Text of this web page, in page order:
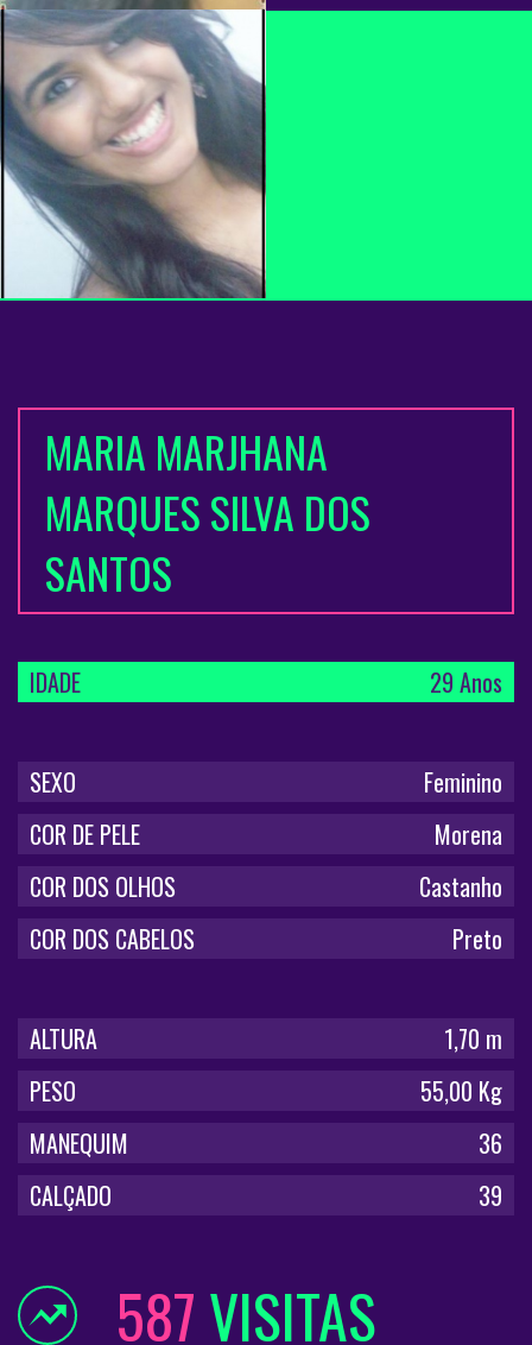
MARIA MARJHANA
MARQUES SILVA DOS
SANTOS
IDADE 29 Anos
SEXO
Feminino
COR DE PELE
Morena
COR DOS OLHOS
Castanho
COR DOS CABELOS
Preto
ALTURA
1,70 m
PESO
55,00 Kg
MANEQUIM
36
CALÇADO
39
587VISITAS